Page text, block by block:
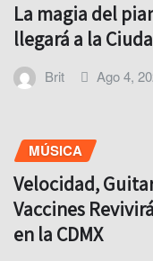
La magia del
llegará a la
Brit Ago 4,
MÚSICA
Velocidad,
Vaccines
en la CDMX